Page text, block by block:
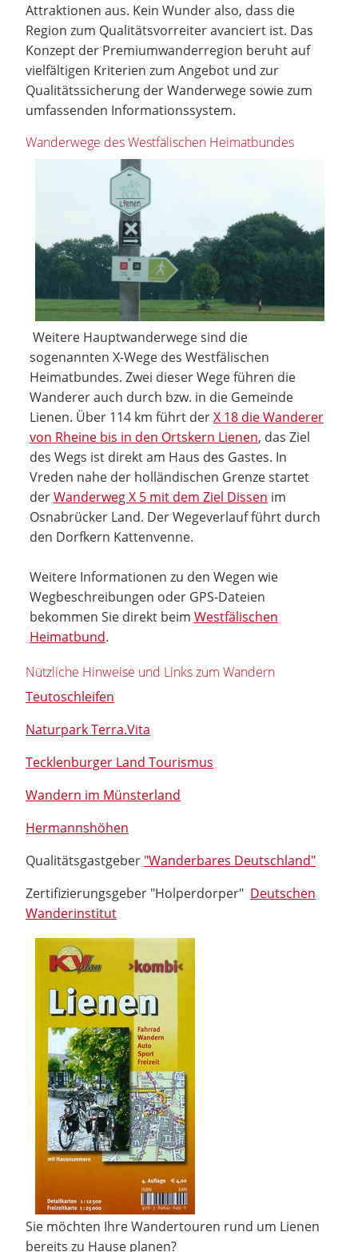
Attraktionen aus. Kein Wunder also, dass die
Region zum Qualitätsvorreiter avanciert ist. Das
Konzept der Premiumwanderregion beruht auf
vielfältigen Kriterien zum Angebot und zur
Qualitätssicherung der Wanderwege sowie zum
umfassenden Informationssystem.
Wanderwege des Westfälischen Heimatbundes
Weitere Hauptwanderwege sind die
sogenannten X-Wege des Westfälischen
Heimatbundes. Zwei dieser Wege führen die
Wanderer auch durch bzw. in die Gemeinde
Lienen. Über 114 km führt derX 18 die Wanderer
von Rheine bis in den Ortskern Lienen, das Ziel
des Wegs ist direkt am Haus des Gastes. In
Vreden nahe der holländischen Grenze startet
derWanderweg X 5 mit dem Ziel Dissen im
Osnabrücker Land. Der Wegeverlauf führt durch
den Dorfkern Kattenvenne.
Weitere Informationen zu den Wegen wie
Wegbeschreibungen oder GPS-Dateien
bekommen Sie direkt beim Westfälischen
Heimatbund.
Nützliche Hinweise und Links zum Wandern
Teutoschleifen
Naturpark Terra.Vita
Tecklenburger Land Tourismus
Wandern im Münsterland
Hermannshöhen
Qualitätsgastgeber "Wanderbares Deutschland"
Zertifizierungsgeber "Holperdorper" Deutschen
Wanderinstitut
Sie möchten Ihre Wandertouren rund um Lienen
bereits zu Hause planen?